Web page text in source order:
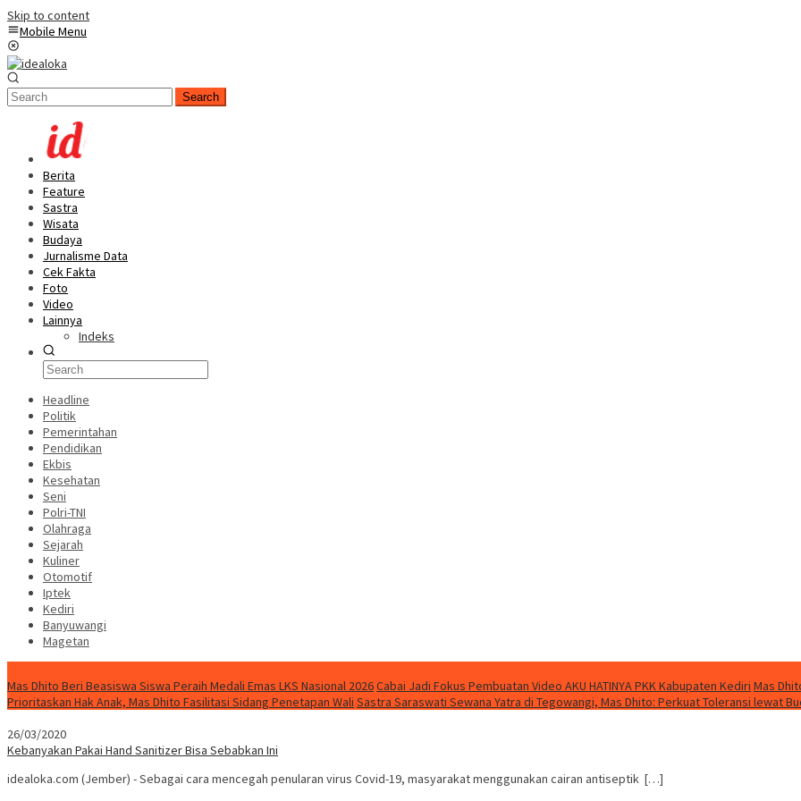
Skip to content
Mobile Menu
Search
Berita
Feature
Sastra
Wisata
Budaya
Jurnalisme Data
Cek Fakta
Foto
Video
Lainnya
Indeks
Headline
Politik
Pemerintahan
Pendidikan
Ekbis
Kesehatan
Seni
Polri-TNI
Olahraga
Sejarah
Kuliner
Otomotif
Iptek
Kediri
Banyuwangi
Magetan
Mas Dhito Beri Beasiswa Siswa Peraih Medali Emas LKS Nasional 2026Cabai Jadi Fokus Pembuatan Video AKU HATINYA PKK Kabupaten Kediri Mas
Prioritaskan Hak Anak, Mas Dhito Fasilitasi Sidang Penetapan Wali Sastra Saraswati Sewana Yatra di Tegowangi, Mas Dhito: Perkuat Toleransi lewat
26/03/2020
Kebanyakan Pakai Hand Sanitizer Bisa Sebabkan Ini
idealoka.com (Jember) - Sebagai cara mencegah penularan virus Covid-19, masyarakat menggunakan cairan antiseptik […]